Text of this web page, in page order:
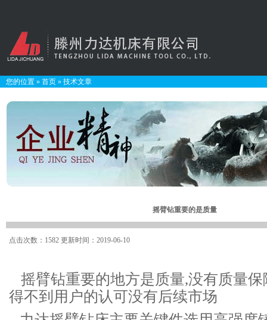
您的位置 » 首页 » 技术文章
摇臂钻重要的是质量
点击次数：1582 更新时间：2019-06-10
摇臂钻重要的地方是质量,没有质量
得不到用户的认可没有后续市场